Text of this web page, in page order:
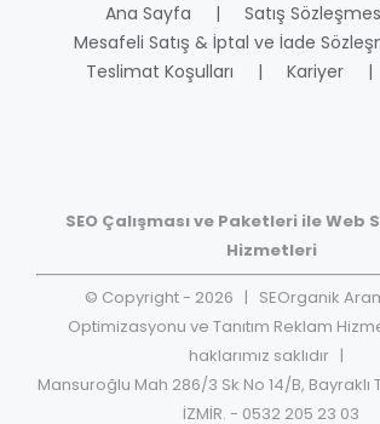
Ana Sayfa
Satış
Mesafeli Satış & İptal ve İade
Teslimat Koşulları
Kariyer
SEO Çalışması ve Paketleri ile Web
Hizmetleri
© Copyright - 2026 | SEOrganik
Optimizasyonu ve Tanıtım Reklam
haklarımız saklıdır |
Mansuroğlu Mah 286/3 Sk No 14/B, Bayraklı
İZMİR. - 0532 205 23 03